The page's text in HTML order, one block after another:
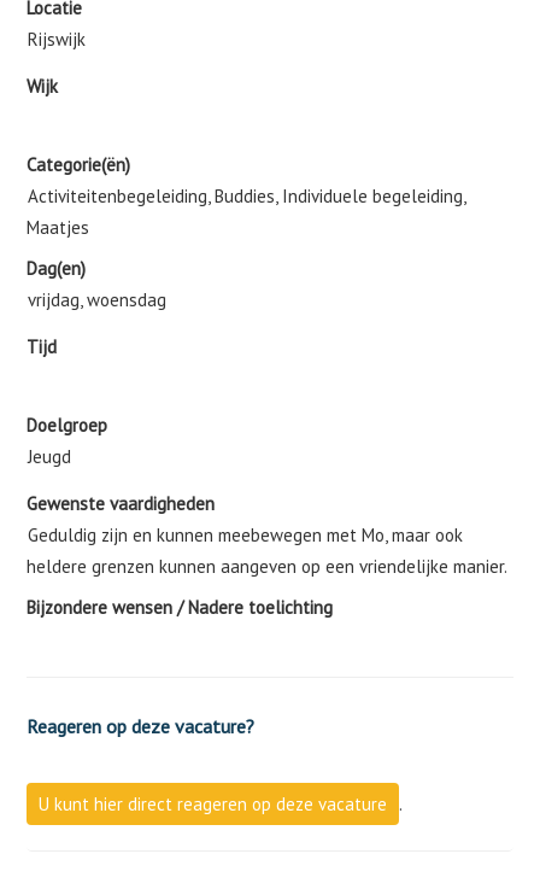
Locatie
Rijswijk
Wijk
Categorie(ën)
Activiteitenbegeleiding, Buddies, Individuele begeleiding,
Maatjes
Dag(en)
vrijdag, woensdag
Tijd
Doelgroep
Jeugd
Gewenste vaardigheden
Geduldig zijn en kunnen meebewegen met Mo, maar ook
heldere grenzen kunnen aangeven op een vriendelijke manier.
Bijzondere wensen / Nadere toelichting
Reageren op deze vacature?
U kunt hier direct reageren op deze vacature .